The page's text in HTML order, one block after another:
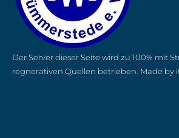
Der Server dieser Seite wird zu 100% mit
regnerativen Quellen betrieben. Made by